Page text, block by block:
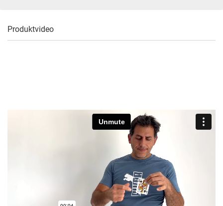
Produktvideo